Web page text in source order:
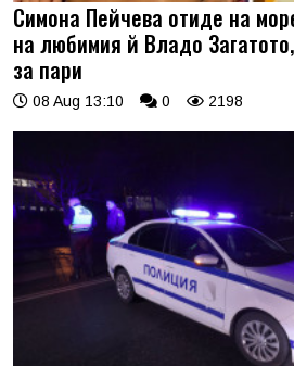
Симона Пейчева отиде на
на любимия й Владо
за пари
08 Aug 13:10 0 2198